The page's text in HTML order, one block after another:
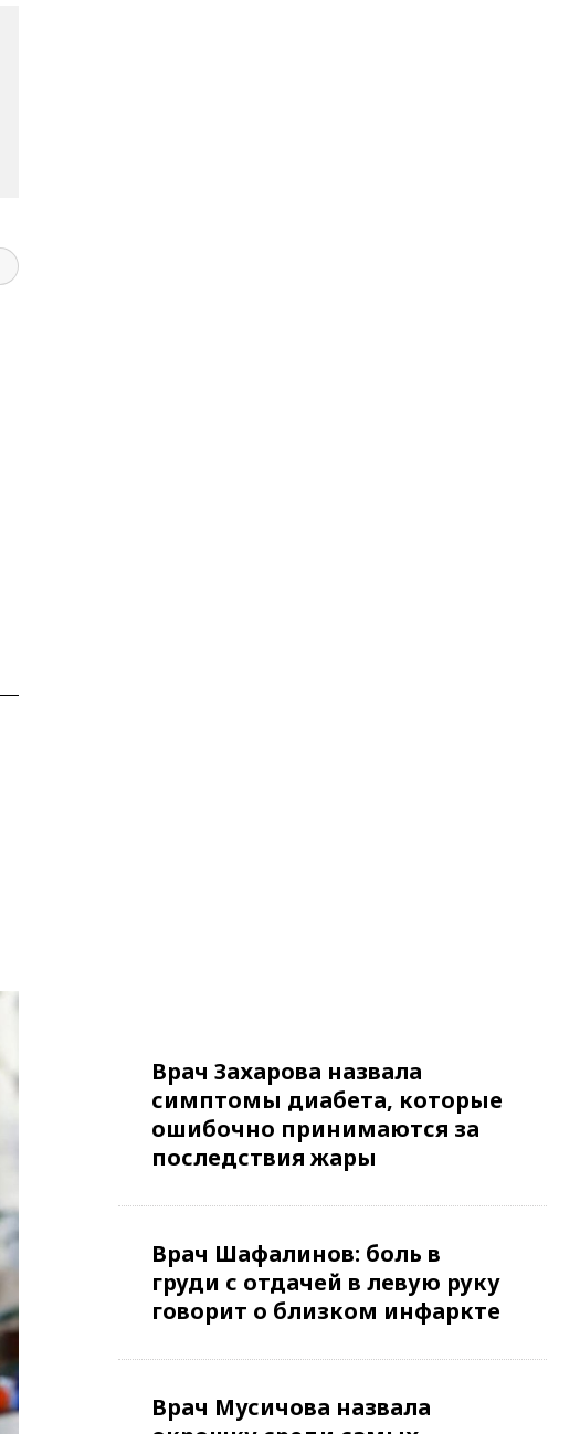
Врач Захарова назвала
симптомы диабета, которые
ошибочно принимаются за
последствия жары
Врач Шафалинов: боль в
груди с отдачей в левую руку
говорит о близком инфаркте
Врач Мусичова назвала